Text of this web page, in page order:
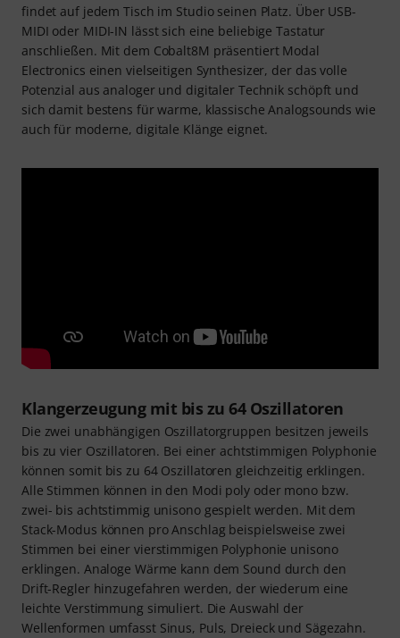
findet auf jedem Tisch im Studio seinen Platz. Über USB-
MIDI oder MIDI-IN lässt sich eine beliebige Tastatur
anschließen. Mit dem Cobalt8M präsentiert Modal
Electronics einen vielseitigen Synthesizer, der das volle
Potenzial aus analoger und digitaler Technik schöpft und
sich damit bestens für warme, klassische Analogsounds wie
auch für moderne, digitale Klänge eignet.
Klangerzeugung mit bis zu 64 Oszillatoren
Die zwei unabhängigen Oszillatorgruppen besitzen jeweils
bis zu vier Oszillatoren. Bei einer achtstimmigen Polyphonie
können somit bis zu 64 Oszillatoren gleichzeitig erklingen.
Alle Stimmen können in den Modi poly oder mono bzw.
zwei- bis achtstimmig unisono gespielt werden. Mit dem
Stack-Modus können pro Anschlag beispielsweise zwei
Stimmen bei einer vierstimmigen Polyphonie unisono
erklingen. Analoge Wärme kann dem Sound durch den
Drift-Regler hinzugefahren werden, der wiederum eine
leichte Verstimmung simuliert. Die Auswahl der
Wellenformen umfasst Sinus, Puls, Dreieck und Sägezahn.